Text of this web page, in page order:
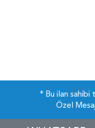
ÇerezlerSitemizi
* Bu ilan
Özel